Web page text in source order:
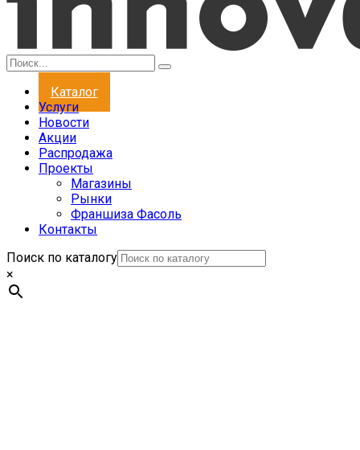
Каталог
Услуги
Новости
Акции
Распродажа
Проекты
Магазины
Рынки
Франшиза Фасоль
Контакты
Поиск по каталогу
×